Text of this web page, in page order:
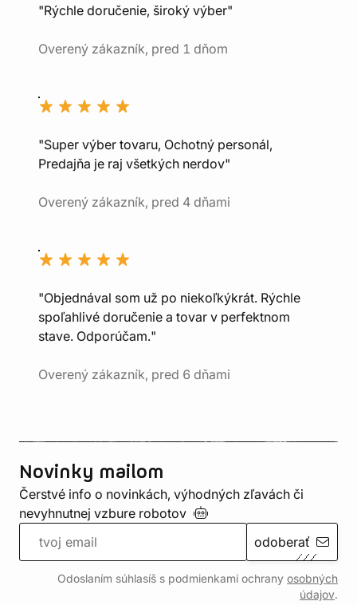
"Rýchle doručenie, široký výber"
Overený zákazník, pred 1 dňom
"Super výber tovaru, Ochotný personál,
Predajňa je raj všetkých nerdov"
Overený zákazník, pred 4 dňami
"Objednával som už po niekoľkýkrát. Rýchle
spoľahlivé doručenie a tovar v perfektnom
stave. Odporúčam."
Overený zákazník, pred 6 dňami
Novinky mailom
Čerstvé info o novinkách, výhodných zľavách či
nevyhnutnej vzbure robotov
odoberať
Odoslaním súhlasíš s podmienkami ochrany osobných
údajov.